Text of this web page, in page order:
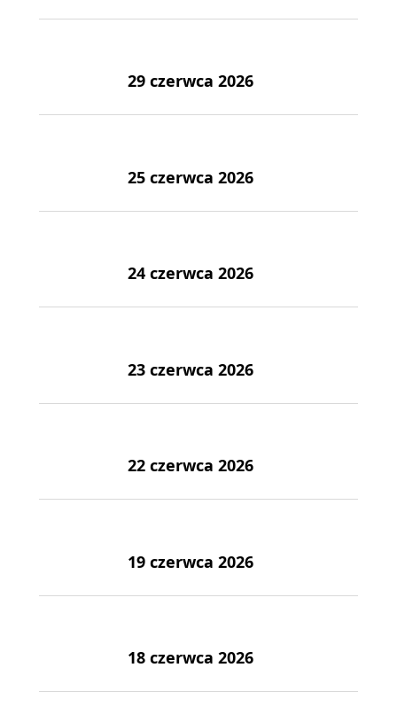
29 czerwca 2026
25 czerwca 2026
24 czerwca 2026
23 czerwca 2026
22 czerwca 2026
19 czerwca 2026
18 czerwca 2026